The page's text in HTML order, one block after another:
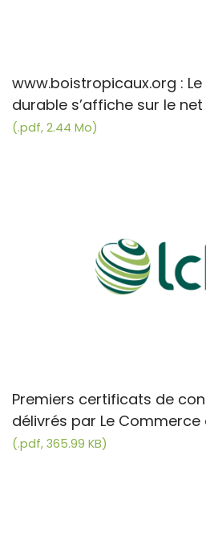
www.boistropicaux.org :
durable s’affiche sur le net
(.pdf, 2.44 Mo)
Premiers certificats de
délivrés par Le Commerce
(.pdf, 365.99 KB)